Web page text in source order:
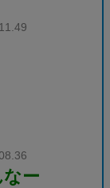
ー